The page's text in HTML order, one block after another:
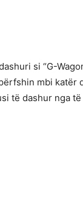
si “G-
mbi katër
të dashur nga